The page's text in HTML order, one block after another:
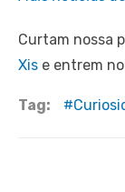
Curtam nossa
Xis e entrem
Tag: